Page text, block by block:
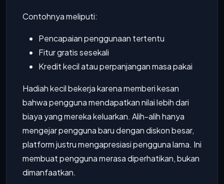
Contohnya meliputi:
Pencapaian penggunaan tertentu
Fitur gratis sesekali
Kredit kecil atau perpanjangan masa pakai
Hadiah kecil bekerja karena memberi kesan
bahwa pengguna mendapatkan nilai lebih dari
biaya yang mereka keluarkan. Alih-alih hanya
mengejar pengguna baru dengan diskon besar,
platform justru mengapresiasi pengguna lama. Ini
membuat pengguna merasa diperhatikan, bukan
dimanfaatkan.